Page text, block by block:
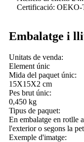
Certificació:
Embalatge i
Unitats de venda:
Element únic
Mida del paquet únic:
15X15X2 cm
Pes brut únic:
0,450 kg
Tipus de paquet:
En embalatge en rotlle
l'exterior o segons la
Exemple d'imatge: